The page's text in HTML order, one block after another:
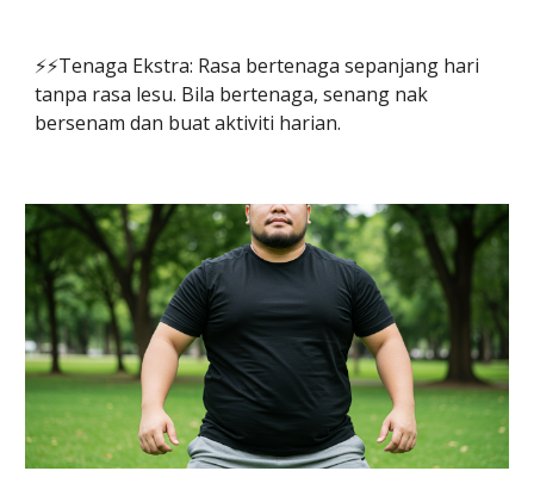
⚡️⚡️Tenaga Ekstra: Rasa bertenaga sepanjang hari
tanpa rasa lesu. Bila bertenaga, senang nak
bersenam dan buat aktiviti harian.